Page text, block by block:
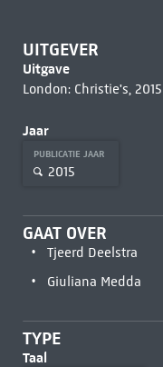
UITGEVER
Uitgave
London: Christie's, 2015
Jaar
PUBLICATIE JAAR
2015
GAAT OVER
Tjeerd Deelstra
Giuliana Medda
TYPE
Taal